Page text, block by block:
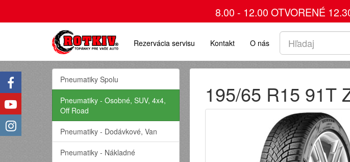
8.00 - 12.00 OTVORENÉ
Rezervácia servisu Kontakt O nás
195/65 R15 91T
Pneumatiky Spolu
Pneumatiky - Osobné, SUV, 4x4,
Off Road
Pneumatiky - Dodávkové, Van
Pneumatiky - Nákladné